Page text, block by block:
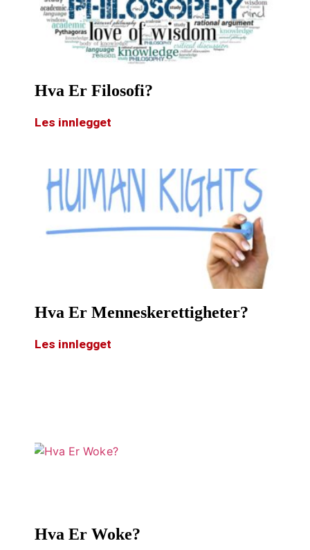
Hva Er Filosofi?
Les innlegget
Hva Er Menneskerettigheter?
Les innlegget
Hva Er Woke?